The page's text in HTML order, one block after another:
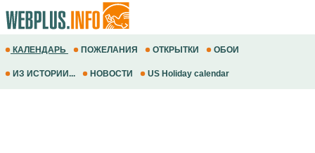
КАЛЕНДАРЬ ПОЖЕЛАНИЯ ОТКРЫТКИ ОБОИ
ИЗ ИСТОРИИ... НОВОСТИ US Holiday calendar